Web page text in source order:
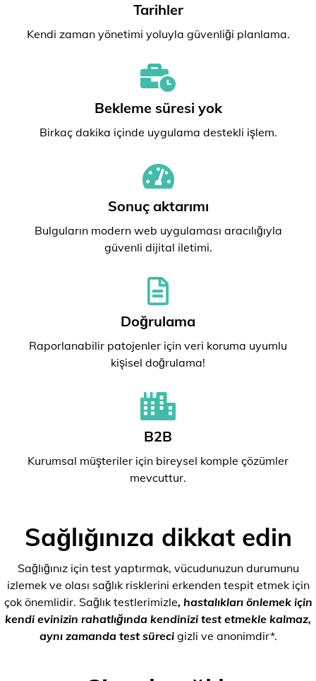
Tarihler
Kendi zaman yönetimi yoluyla güvenliği planlama.
Bekleme süresi yok
Birkaç dakika içinde uygulama destekli işlem.
Sonuç aktarımı
Bulguların modern web uygulaması aracılığıyla
güvenli dijital iletimi.
Doğrulama
Raporlanabilir patojenler için veri koruma uyumlu
kişisel doğrulama!
B2B
Kurumsal müşteriler için bireysel komple çözümler
mevcuttur.
Sağlığınıza dikkat edin
Sağlığınız için test yaptırmak, vücudunuzun durumunu
izlemek ve olası sağlık risklerini erkenden tespit etmek için
çok önemlidir. Sağlık testlerimizle, hastalıkları önlemek için
kendi evinizin rahatlığında kendinizi test etmekle kalmaz,
aynı zamanda test süreci gizli ve anonimdir*.